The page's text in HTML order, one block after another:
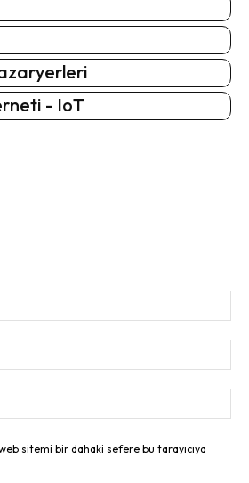
- IoT
sitemi bir dahaki sefere bu tarayıcıya